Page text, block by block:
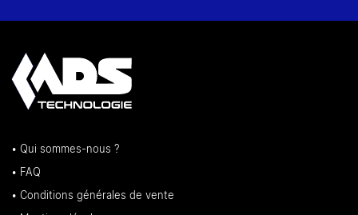
• Qui sommes-nous ?
• FAQ
• Conditions générales de vente